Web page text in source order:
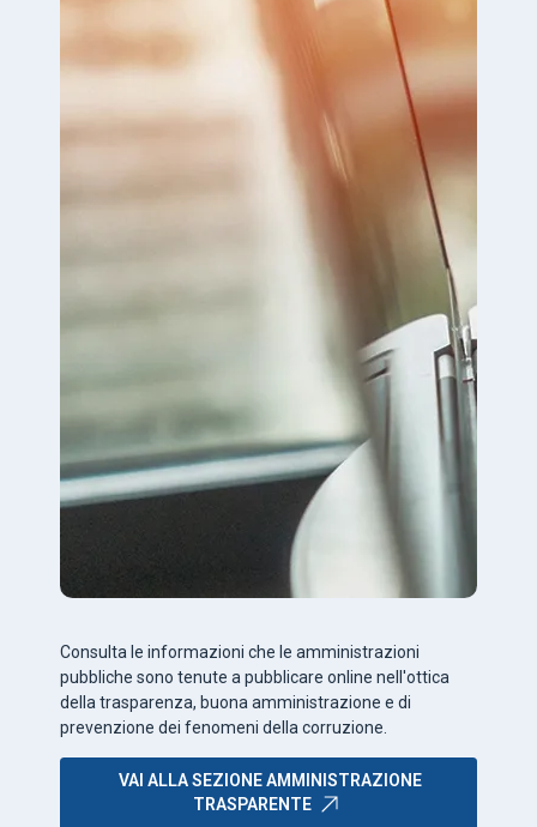
Consulta le informazioni che le amministrazioni
pubbliche sono tenute a pubblicare online nell'ottica
della trasparenza, buona amministrazione e di
prevenzione dei fenomeni della corruzione.
VAI ALLA SEZIONE AMMINISTRAZIONE
TRASPARENTE